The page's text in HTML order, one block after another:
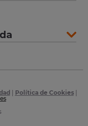
Política de Cookies|